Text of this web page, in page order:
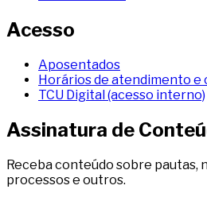
Acesso
Aposentados
Horários de atendimento e
TCU Digital (acesso interno)
Assinatura de
Receba conteúdo sobre pautas,
processos e outros.